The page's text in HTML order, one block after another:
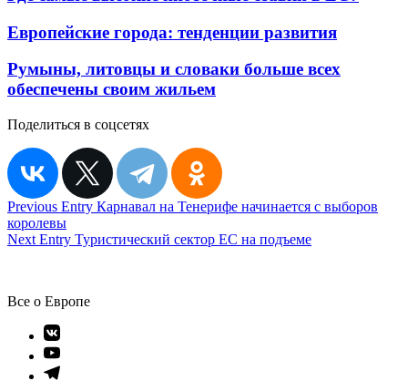
Европейские города: тенденции развития
Румыны, литовцы и словаки больше всех
обеспечены своим жильем
Поделиться в соцсетях
Навигация
по
Previous Entry Карнавал на Тенерифе начинается с выборов
королевы
Next Entry Туристический сектор ЕС на подъеме
Все о Европе
Элемент
меню
Элемент
меню
Элемент